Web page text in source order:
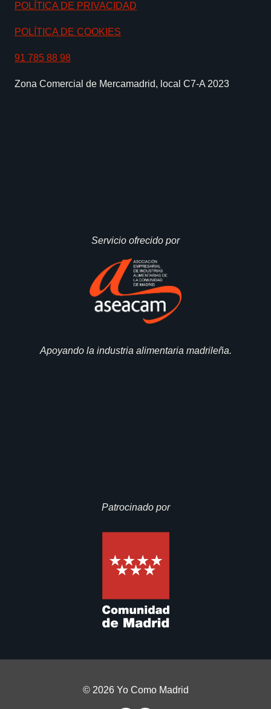
POLÍTICA DE PRIVACIDAD
POLÍTICA DE COOKIES
91 785 88 98
Zona Comercial de Mercamadrid, local C7-A 2023
Servicio ofrecido por
Apoyando la industria alimentaria madrileña.
Patrocinado por
© 2026 Yo Como Madrid